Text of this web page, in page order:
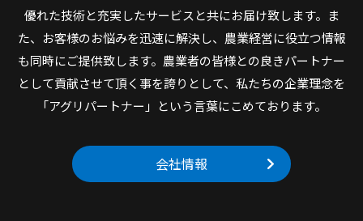
優れた技術と充実したサービスと共にお届け致します。ま
た、お客様のお悩みを迅速に解決し、農業経営に役立つ情報
も同時にご提供致します。農業者の皆様との良きパートナー
として貢献させて頂く事を誇りとして、私たちの企業理念を
「アグリパートナー」という言葉にこめております。
会社情報